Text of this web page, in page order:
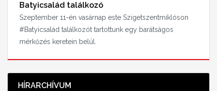
Batyicsalád találkozó
Szeptember 11-én vasárnap este Szigetszentmiklóson
#Batyicsalád találkozót tartottunk egy barátságos
mérkőzés keretein belül.
HÍRARCHÍVUM